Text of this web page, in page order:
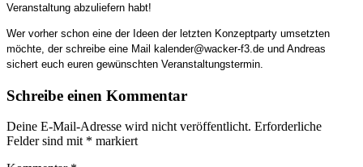
Veranstaltung abzuliefern habt!
Wer vorher schon eine der Ideen der letzten Konzeptparty umsetzten
möchte, der schreibe eine Mail kalender@wacker-f3.de und Andreas
sichert euch euren gewünschten Veranstaltungstermin.
Schreibe einen Kommentar
Deine E-Mail-Adresse wird nicht veröffentlicht. Erforderliche
Felder sind mit * markiert